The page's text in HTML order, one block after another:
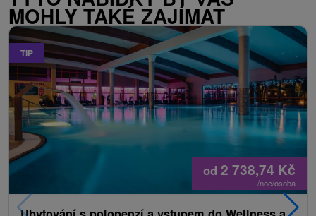
MOHLY TAKÉ ZAJÍMAT
TIP
od 2 738,74 Kč
/noc/osoba